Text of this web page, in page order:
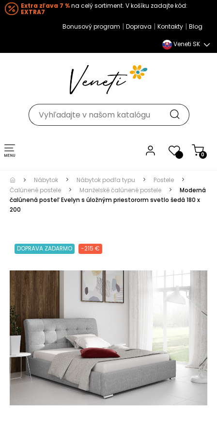
Extra zľava 7 %na celý sortiment. V košíku zadajte kód:
EXTRA7
Bonusový program | Doprava | Kontakty | Blog
Veneti SK
0
Toggle navigation
Nábytok Nábytok podľa typu
Postele
Čalúnené postele
Manželské čalúnené postele
Moderná
čalúnená posteľ Evelyn s úložným priestororm svetlo šedá 180 x
200
DOPRAVA ZADARMO -215 €